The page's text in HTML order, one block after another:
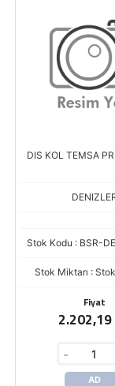
DIS KOL TEMSA
Stok Kodu : BSR-
Stok Miktarı :
Fiyat
2.202,19
-
AD